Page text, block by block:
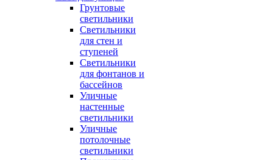
Грунтовые
светильники
Светильники
для стен и
ступеней
Светильники
для фонтанов и
бассейнов
Уличные
настенные
светильники
Уличные
потолочные
светильники